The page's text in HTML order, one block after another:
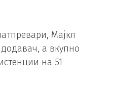
Мајкл
а вкупно
на 51